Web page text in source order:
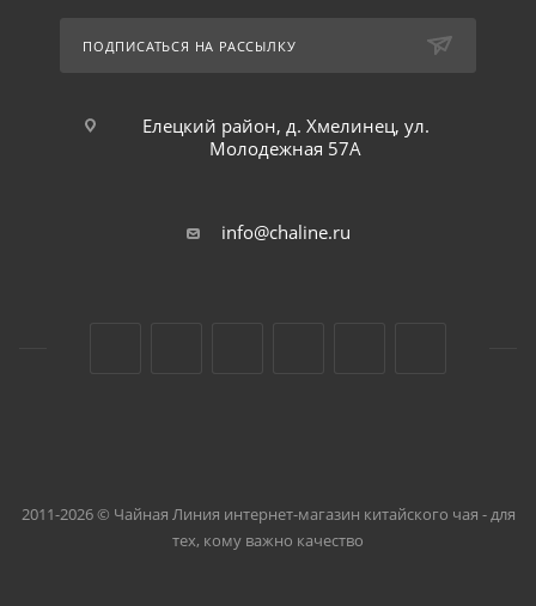
ПОДПИСАТЬСЯ НА РАССЫЛКУ
Елецкий район, д. Хмелинец, ул.
Молодежная 57А
info@chaline.ru
2011-2026 © Чайная Линия интернет-магазин китайского чая - для
тех, кому важно качество